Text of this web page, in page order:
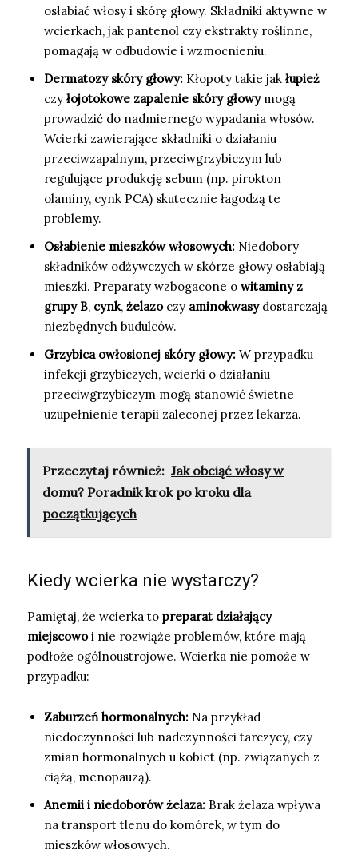
osłabiać włosy i skórę głowy. Składniki aktywne w
wcierkach, jak pantenol czy ekstrakty roślinne,
pomagają w odbudowie i wzmocnieniu.
Dermatozy skóry głowy: Kłopoty takie jak łupież
czy łojotokowe zapalenie skóry głowymogą
prowadzić do nadmiernego wypadania włosów.
Wcierki zawierające składniki o działaniu
przeciwzapalnym, przeciwgrzybiczym lub
regulujące produkcję sebum (np. pirokton
olaminy, cynk PCA) skutecznie łagodzą te
problemy.
Osłabienie mieszków włosowych: Niedobory
składników odżywczych w skórze głowy osłabiają
mieszki. Preparaty wzbogacone o witaminy z
grupy B, cynk, żelazoczy aminokwasydostarczają
niezbędnych budulców.
Grzybica owłosionej skóry głowy: W przypadku
infekcji grzybiczych, wcierki o działaniu
przeciwgrzybiczym mogą stanowić świetne
uzupełnienie terapii zaleconej przez lekarza.
Przeczytaj również: Jak obciąć włosy w
domu? Poradnik krok po kroku dla
początkujących
Kiedy wcierka nie wystarczy?
Pamiętaj, że wcierka to preparat działający
miejscowoi nie rozwiąże problemów, które mają
podłoże ogólnoustrojowe. Wcierka nie pomoże w
przypadku:
Zaburzeń hormonalnych: Na przykład
niedoczynności lub nadczynności tarczycy, czy
zmian hormonalnych u kobiet (np. związanych z
ciążą, menopauzą).
Anemii i niedoborów żelaza: Brak żelaza wpływa
na transport tlenu do komórek, w tym do
mieszków włosowych.